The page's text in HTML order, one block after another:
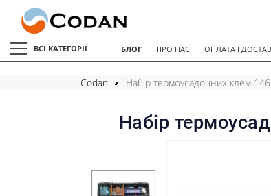
ВСІ КАТЕГОРІЇ БЛОГ ПРО НАС ОПЛАТА І
Codan Набір термоусадочних клем
Набір